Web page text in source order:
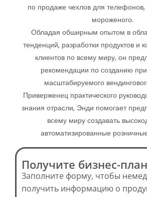
по продаже чехлов для телефонов,
мороженого.
Обладая обширным опытом в
тенденций, разработки продуктов и
клиентов по всему миру, он
рекомендации по созданию
масштабируемого
Приверженец практического
знания отрасли, Энди помогает
всему миру создавать
автоматизированные
Получите бизнес-план
Заполните форму, чтобы
получить информацию о